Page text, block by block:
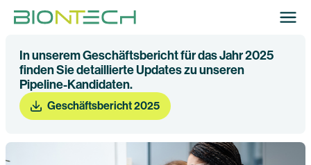
In unserem Geschäftsbericht für das Jahr 2025
finden Sie detaillierte Updates zu unseren
Pipeline-Kandidaten.
Geschäftsbericht 2025